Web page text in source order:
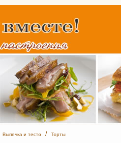
Выпечка и тесто / Торты